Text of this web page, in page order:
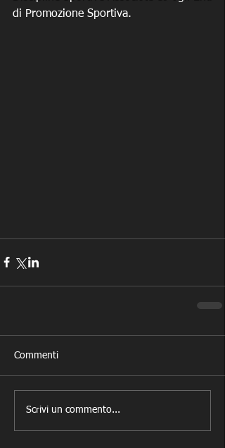
di Promozione Sportiva.
Commenti
Scrivi un commento...